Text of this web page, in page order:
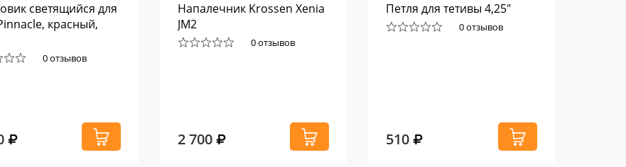
светящийся для
красный,
0 отзывов
Напалечник Krossen Xenia
JM2
0 отзывов
2 700
Петля для тетивы 4,25"
0 отзывов
510